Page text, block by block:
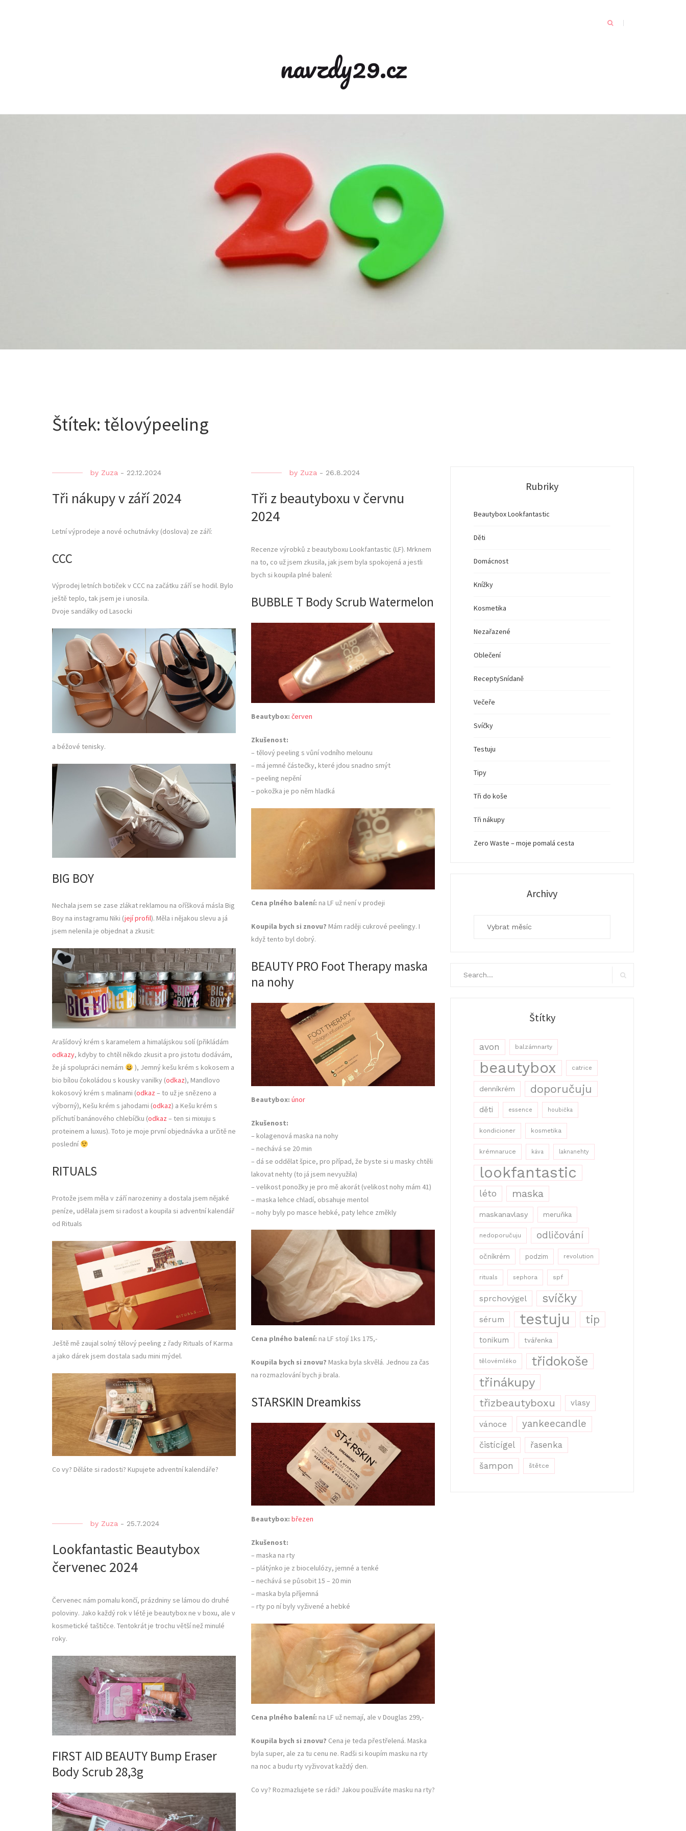
navzdy29.cz
Štítek: tělovýpeeling
by Zuza - 22.12.2024
Tři nákupy v září 2024
Letní výprodeje a nové ochutnávky (doslova) ze září:
CCC
Výprodej letních botiček v CCC na začátku září se hodil. Bylo
ještě teplo, tak jsem je i unosila.
Dvoje sandálky od Lasocki
a béžové tenisky.
BIG BOY
Nechala jsem se zase zlákat reklamou na oříšková másla Big
Boy na instagramu Niki (její profil). Měla i nějakou slevu a já
jsem nelenila je objednat a zkusit:
Arašídový krém s karamelem a himalájskou solí (přikládám
odkazy, kdyby to chtěl někdo zkusit a pro jistotu dodávám,
že já spolupráci nemám
), Jemný kešu krém s kokosem a
bio bílou čokoládou s kousky vanilky (odkaz), Mandlovo
kokosový krém s malinami (odkaz – to už je snězeno a
výborný), Kešu krém s jahodami (odkaz) a Kešu krém s
příchutí banánového chlebíčku (odkaz – ten si mixuju s
proteinem a luxus). Toto je moje první objednávka a určitě ne
poslední
RITUALS
Protože jsem měla v září narozeniny a dostala jsem nějaké
peníze, udělala jsem si radost a koupila si adventní kalendář
od Rituals
Ještě mě zaujal solný tělový peeling z řady Rituals of Karma
a jako dárek jsem dostala sadu mini mýdel.
Co vy? Děláte si radosti? Kupujete adventní kalendáře?
by Zuza - 26.8.2024
Tři z beautyboxu v červnu
2024
Recenze výrobků z beautyboxu Lookfantastic (LF). Mrknem
na to, co už jsem zkusila, jak jsem byla spokojená a jestli
bych si koupila plné balení:
BUBBLE T Body Scrub Watermelon
Beautybox: červen
Zkušenost:
– tělový peeling s vůní vodního melounu
– má jemné částečky, které jdou snadno smýt
– peeling nepění
– pokožka je po něm hladká
Cena plného balení: na LF už není v prodeji
Koupila bych si znovu? Mám raději cukrové peelingy. I
když tento byl dobrý.
BEAUTY PRO Foot Therapy maska
na nohy
Beautybox: únor
Zkušenost:
– kolagenová maska na nohy
– nechává se 20 min
– dá se oddělat špice, pro případ, že byste si u masky chtěli
lakovat nehty (to já jsem nevyužila)
– velikost ponožky je pro mě akorát (velikost nohy mám 41)
– maska lehce chladí, obsahuje mentol
– nohy byly po masce hebké, paty lehce změkly
Cena plného balení: na LF stojí 1ks 175,-
Koupila bych si znovu? Maska byla skvělá. Jednou za čas
na rozmazlování bych ji brala.
STARSKIN Dreamkiss
Beautybox: březen
Zkušenost:
– maska na rty
– plátýnko je z biocelulózy, jemné a tenké
– nechává se působit 15 – 20 min
– maska byla příjemná
– rty po ní byly vyživené a hebké
Cena plného balení: na LF už nemají, ale v Douglas 299,-
Koupila bych si znovu? Cena je teda přestřelená. Maska
byla super, ale za tu cenu ne. Radši si koupím masku na rty
na noc a budu rty vyživovat každý den.
Co vy? Rozmazlujete se rádi? Jakou používáte masku na rty?
by Zuza - 25.7.2024
Lookfantastic Beautybox
červenec 2024
Červenec nám pomalu končí, prázdniny se lámou do druhé
poloviny. Jako každý rok v létě je beautybox ne v boxu, ale v
kosmetické taštičce. Tentokrát je trochu větší než minulé
roky.
FIRST AID BEAUTY Bump Eraser
Body Scrub 28,3g
Rubriky
Beautybox Lookfantastic
Děti
Domácnost
Knížky
Kosmetika
Nezařazené
Oblečení
ReceptySnídaně
Večeře
Svíčky
Testuju
Tipy
Tři do koše
Tři nákupy
Zero Waste – moje pomalá cesta
Archivy
Štítky
avon balzámnarty
beautybox catrice
denníkrém doporučuju
děti essence houbička
kondicioner kosmetika
krémnaruce káva laknanehty
lookfantastic
léto maska
maskanavlasy meruňka
nedoporučuju odličování
očníkrém podzim revolution
rituals sephora spf
sprchovýgel svíčky
sérum testuju tip
tonikum tvářenka
tělovémléko
třidokoše
třinákupy
třizbeautyboxu vlasy
vánoce yankeecandle
čistícígel řasenka
šampon štětce